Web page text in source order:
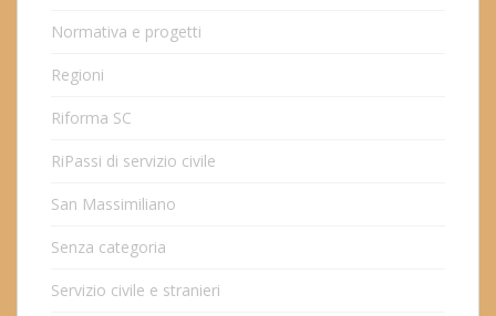
Normativa e progetti
Regioni
Riforma SC
RiPassi di servizio civile
San Massimiliano
Senza categoria
Servizio civile e stranieri